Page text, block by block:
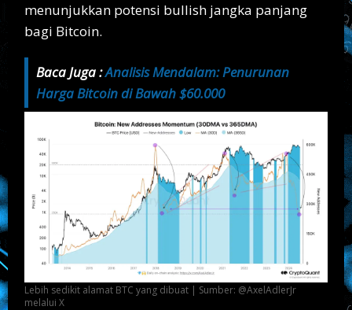
menunjukkan potensi bullish jangka panjang
bagi Bitcoin.
Baca Juga :Analisis Mendalam: Penurunan
Harga Bitcoin di Bawah $60.000
Lebih sedikit alamat BTC yang dibuat | Sumber: @AxelAdlerJr
melalui X